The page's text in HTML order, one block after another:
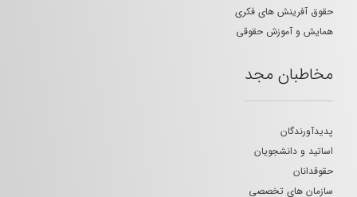
حقوق آفرینش های فکری
همایش و آموزش حقوقی
مخاطبان مجد
پدیدآورندگان
اساتید و دانشجویان
حقوقدانان
سازمان های تخصصی